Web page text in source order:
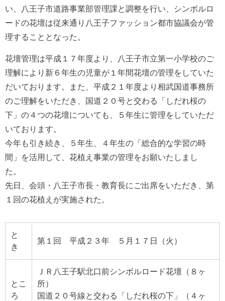
い、八王子市道路事業部管理課と調整を行い、シンボルロ
ードの花壇は従来通り八王子ファッション都市協議会が管
理することとなった。
花壇管理は平成１７年度より、八王子市立第一小学校のご
理解により新６年生の児童が１年間花壇の管理をしていた
だいております。また、平成２１年度より相武国道事務所
のご理解をいただき、国道２０号と交わる「しだれ桜の
下」の４つの花壇についても、５年生に管理をしていただ
いております。
今年も引き続き、５年生、４年生の「総合的な学習の時
間」を活用して、花植え事業の管理をお願いたしまし
た。
先日、会頭・八王子市長・教育長にご出席をいただき、第
１回の花植えが実施された。
と
き
第１回 平成２３年 ５月１７日（火）
とこ
ろ
ＪＲ八王子駅北口前シンボルロード花壇（８ヶ
所）
国道２０号線と交わる「しだれ桜の下」（４ヶ